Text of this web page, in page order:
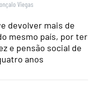
Viegas
devolver mais de
mesmo país, por ter
e pensão social de
anos